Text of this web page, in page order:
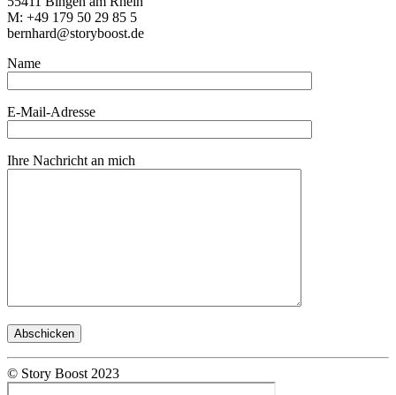
M: +49 179 50 29 85 5
bernhard@storyboost.de
Name
E-Mail-Adresse
Ihre Nachricht an mich
© Story Boost 2023